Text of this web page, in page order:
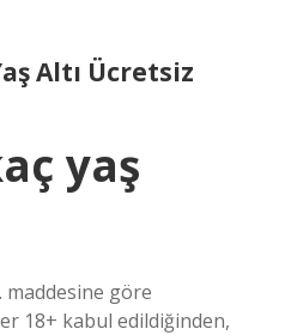
Altı Ücretsiz
yaş
maddesine göre
18+ kabul edildiğinden,